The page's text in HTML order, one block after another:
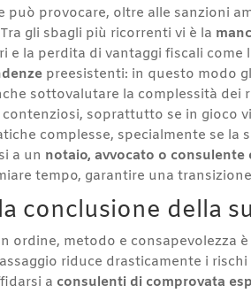
può provocare, oltre alle sanzioni
gli sbagli più ricorrenti vi è la
la perdita di vantaggi fiscali come
preesistenti: in questo modo
sottovalutare la complessità dei
soprattutto se in gioco
complesse, specialmente se
a un notaio, avvocato o consulente
tempo, garantire una
conclusione della
ordine, metodo e consapevolezza
riduce drasticamente i
a consulenti di comprovata